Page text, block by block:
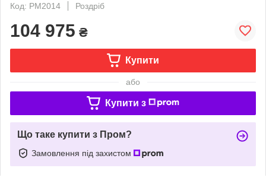
Код: PM2014
Роздріб
104 975 ₴
Купити
або
Купити з
Що таке купити з Пром?
Замовлення під захистом